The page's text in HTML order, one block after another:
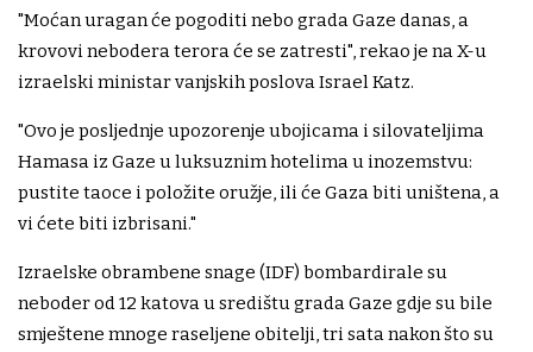
"Moćan uragan će pogoditi nebo grada Gaze danas, a
krovovi nebodera terora će se zatresti", rekao je na X-u
izraelski ministar vanjskih poslova Israel Katz.
"Ovo je posljednje upozorenje ubojicama i silovateljima
Hamasa iz Gaze u luksuznim hotelima u inozemstvu:
pustite taoce i položite oružje, ili će Gaza biti uništena, a
vi ćete biti izbrisani."
Izraelske obrambene snage (IDF) bombardirale su
neboder od 12 katova u središtu grada Gaze gdje su bile
smještene mnoge raseljene obitelji, tri sata nakon što su